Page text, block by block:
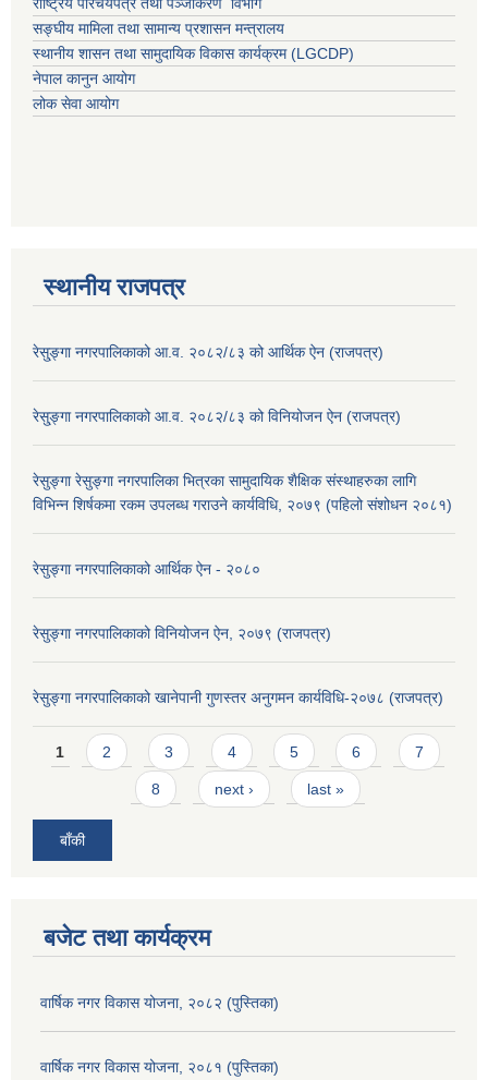
राष्ट्रिय परिचयपत्र तथा पञ्जीकरण विभाग
सङ्घीय मामिला तथा सामान्य प्रशासन मन्त्रालय
स्थानीय शासन तथा सामुदायिक विकास कार्यक्रम (LGCDP)
नेपाल कानुन आयोग
लोक सेवा आयोग
स्थानीय राजपत्र
रेसु्ङ्गा नगरपालिकाको आ.व. २०८२/८३ को आर्थिक ऐन (राजपत्र)
रेसु्ङ्गा नगरपालिकाको आ.व. २०८२/८३ को विनियोजन ऐन (राजपत्र)
रेसुङ्गा रेसुङ्गा नगरपालिका भित्रका सामुदायिक शैक्षिक संस्थाहरुका लागि
विभिन्न शिर्षकमा रकम उपलब्ध गराउने कार्यविधि, २०७९ (पहिलो संशोधन २०८१)
रेसुङ्गा नगरपालिकाको आर्थिक ऐन - २०८०
रेसुङ्गा नगरपालिकाको विनियोजन ऐन, २०७९ (राजपत्र)
रेसुङ्गा नगरपालिकाको खानेपानी गुणस्तर अनुगमन कार्यविधि-२०७८ (राजपत्र)
Pages
1 2 3 4 5 6 7
8 next › last »
बाँकी
बजेट तथा कार्यक्रम
वार्षिक नगर विकास योजना, २०८२ (पुस्तिका)
वार्षिक नगर विकास योजना, २०८१ (पुस्तिका)